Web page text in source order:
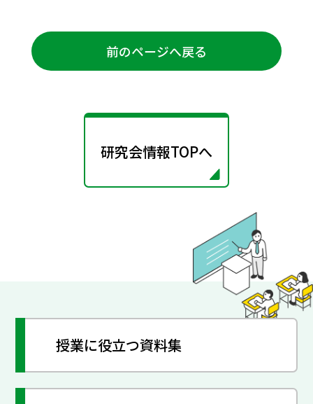
前のページへ戻る
研究会情報TOPへ
授業に役立つ資料集